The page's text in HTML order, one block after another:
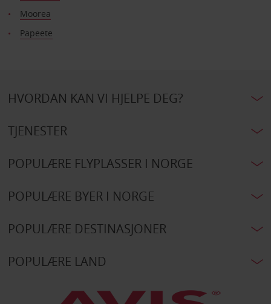
Moorea
Papeete
HVORDAN KAN VI HJELPE DEG?
TJENESTER
POPULÆRE FLYPLASSER I NORGE
POPULÆRE BYER I NORGE
POPULÆRE DESTINASJONER
POPULÆRE LAND